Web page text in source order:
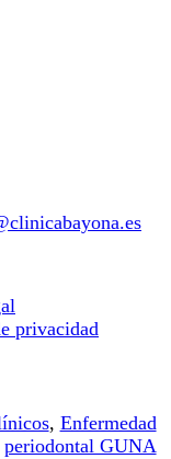
, Enfermedad
periodontal GUNA
privacidad